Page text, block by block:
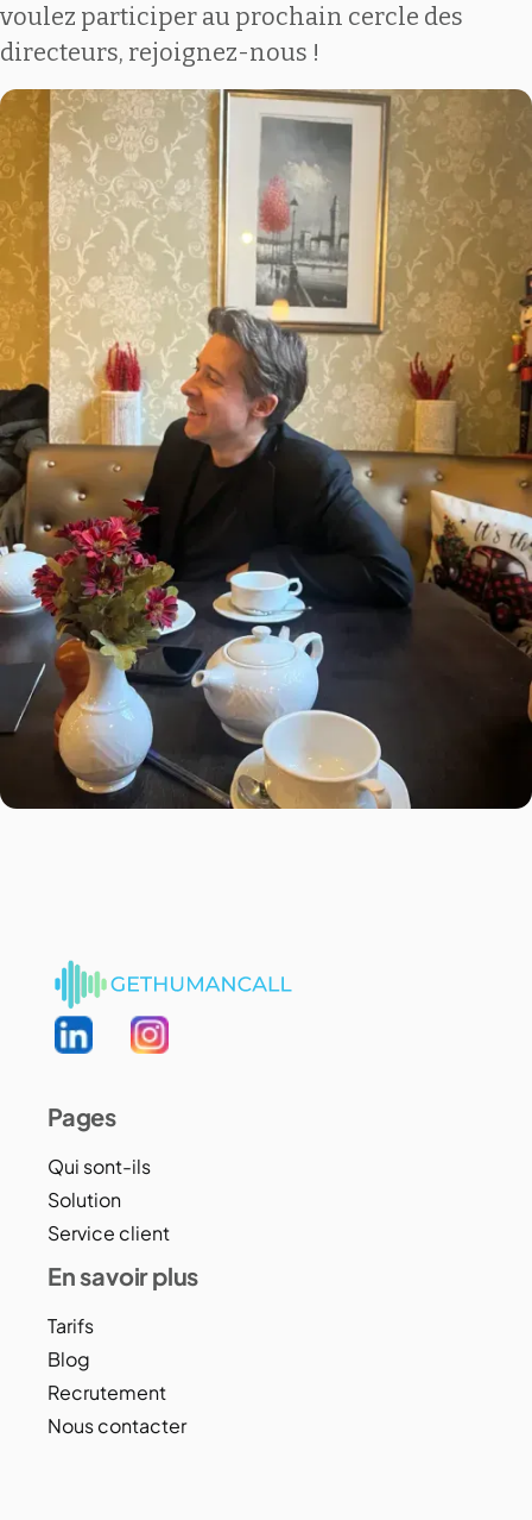
voulez participer au prochain cercle des
directeurs, rejoignez-nous !
Pages
Qui sont-ils
Solution
Service client
En savoir plus
Tarifs
Blog
Recrutement
Nous contacter